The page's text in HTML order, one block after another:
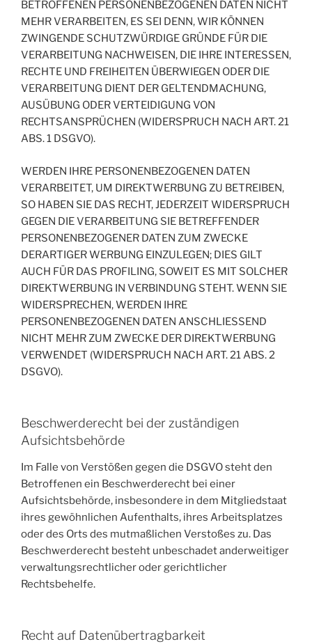
BETROFFENEN PERSONENBEZOGENEN DATEN NICHT
MEHR VERARBEITEN, ES SEI DENN, WIR KÖNNEN
ZWINGENDE SCHUTZWÜRDIGE GRÜNDE FÜR DIE
VERARBEITUNG NACHWEISEN, DIE IHRE INTERESSEN,
RECHTE UND FREIHEITEN ÜBERWIEGEN ODER DIE
VERARBEITUNG DIENT DER GELTENDMACHUNG,
AUSÜBUNG ODER VERTEIDIGUNG VON
RECHTSANSPRÜCHEN (WIDERSPRUCH NACH ART. 21
ABS. 1 DSGVO).
WERDEN IHRE PERSONENBEZOGENEN DATEN
VERARBEITET, UM DIREKTWERBUNG ZU BETREIBEN,
SO HABEN SIE DAS RECHT, JEDERZEIT WIDERSPRUCH
GEGEN DIE VERARBEITUNG SIE BETREFFENDER
PERSONENBEZOGENER DATEN ZUM ZWECKE
DERARTIGER WERBUNG EINZULEGEN; DIES GILT
AUCH FÜR DAS PROFILING, SOWEIT ES MIT SOLCHER
DIREKTWERBUNG IN VERBINDUNG STEHT. WENN SIE
WIDERSPRECHEN, WERDEN IHRE
PERSONENBEZOGENEN DATEN ANSCHLIESSEND
NICHT MEHR ZUM ZWECKE DER DIREKTWERBUNG
VERWENDET (WIDERSPRUCH NACH ART. 21 ABS. 2
DSGVO).
Beschwerde­recht bei der zuständigen
Aufsichts­behörde
Im Falle von Verstößen gegen die DSGVO steht den
Betroffenen ein Beschwerderecht bei einer
Aufsichtsbehörde, insbesondere in dem Mitgliedstaat
ihres gewöhnlichen Aufenthalts, ihres Arbeitsplatzes
oder des Orts des mutmaßlichen Verstoßes zu. Das
Beschwerderecht besteht unbeschadet anderweitiger
verwaltungsrechtlicher oder gerichtlicher
Rechtsbehelfe.
Recht auf Daten­übertrag­barkeit